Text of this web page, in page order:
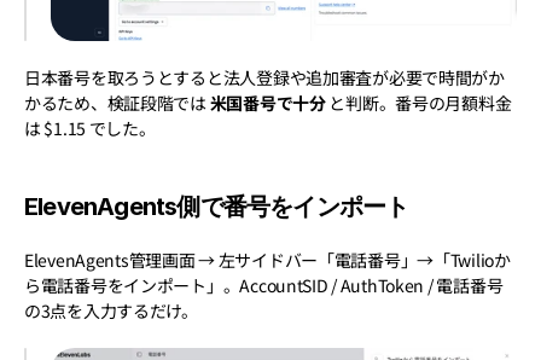
日本番号を取ろうとすると法人登録や追加審査が必要で時間がか
かるため、検証段階では 米国番号で十分 と判断。番号の月額料金
は $1.15 でした。
ElevenAgents側で番号をインポート
ElevenAgents管理画面 → 左サイドバー「電話番号」→「Twilioか
ら電話番号をインポート」。AccountSID / AuthToken / 電話番号
の3点を入力するだけ。